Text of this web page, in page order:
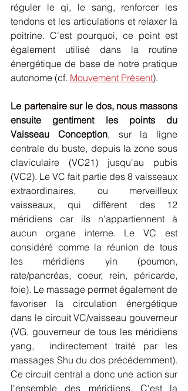
réguler le qi, le sang, renforcer les
tendons et les articulations et relaxer la
poitrine. C'est pourquoi, ce point est
également utilisé dans la routine
énergétique de base de notre pratique
autonome (cf. Mouvement Présent).
Le partenaire sur le dos, nous massons
ensuite gentiment les points du
Vaisseau Conception, sur la ligne
centrale du buste, depuis la zone sous
claviculaire (VC21) jusqu'au pubis
(VC2). Le VC fait partie des 8 vaisseaux
extraordinaires, ou merveilleux
vaisseaux, qui diffèrent des 12
méridiens car ils n'appartiennent à
aucun organe interne. Le VC est
considéré comme la réunion de tous
les méridiens yin (poumon,
rate/pancréas, coeur, rein, péricarde,
foie). Le massage permet également de
favoriser la circulation énergétique
dans le circuit VC/vaisseau gouverneur
(VG, gouverneur de tous les méridiens
yang,  indirectement traité par les
massages Shu du dos précédemment).
Ce circuit central a donc une action sur
l'ensemble des méridiens. C'est la